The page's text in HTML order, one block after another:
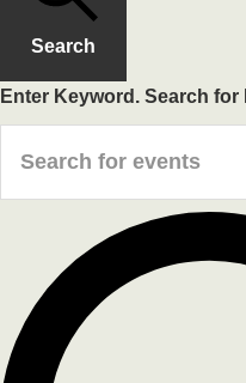
Search
Enter Keyword. Search